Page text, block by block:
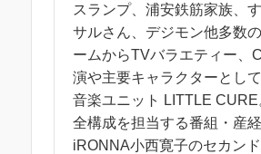
スランプ、浦安鉄筋家族、
サルさん、デジモン他多数
ームからTVバラエティー、
演や主要キャラクターとして
音楽ユニット LITTLE
全構成を担当する番組・産
iRONNA小西寛子のセカン